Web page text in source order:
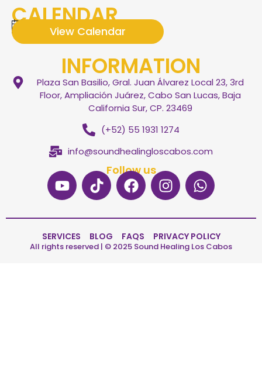
CALENDAR
Notice There are no upcoming eventos.
View Calendar
INFORMATION
Plaza San Basilio, Gral. Juan Álvarez Local 23, 3rd
Floor, Ampliación Juárez, Cabo San Lucas, Baja
California Sur, CP. 23469
(+52) 55 1931 1274
info@soundhealingloscabos.com
Follow us
SERVICES BLOG FAQS PRIVACY POLICY
All rights reserved | © 2025 Sound Healing Los Cabos